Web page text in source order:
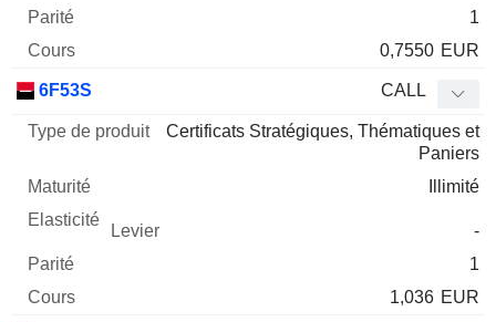
1
0,7550 EUR
6F53S CALL
Certificats Stratégiques, Thématiques et
Paniers
Illimité
-
1
1,036 EUR